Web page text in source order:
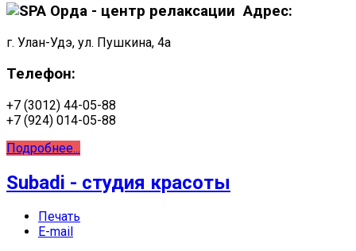
Адрес:
г. Улан-Удэ, ул. Пушкина, 4а
Телефон:
+7 (3012) 44-05-88
+7 (924) 014-05-88
Подробнее...
Subadi - студия красоты
Печать
E-mail